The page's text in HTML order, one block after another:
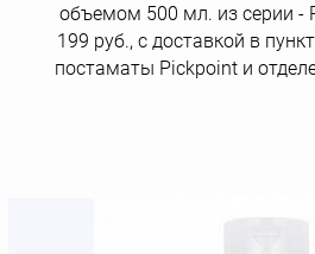
объемом 500 мл. из серии -
199 руб., с доставкой в
постаматы Рickpoint и